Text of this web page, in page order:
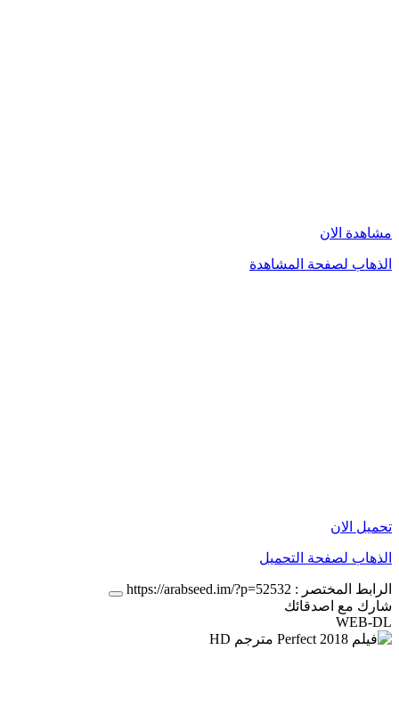
مشاهدة الان
الذهاب لصفحة المشاهدة
تحميل الان
الذهاب لصفحة التحميل
الرابط المختصر : https://arabseed.im/?p=52532
شارك مع اصدقائك
WEB-DL